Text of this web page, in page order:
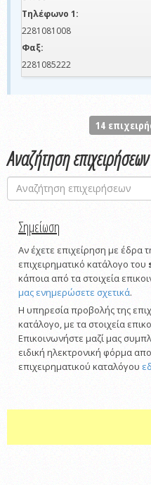
Τηλέφωνο 1:
2281081008
Φαξ:
2281085222
14
Αναζήτηση επιχειρήσεων
Σημείωση
Αν έχετε επιχείρηση με έδρα
επιχειρηματικό κατάλογο του
κάποια από τα στοιχεία
μας ενημερώσετε σχετικά.
Η υπηρεσία προβολής της
κατάλογο, με τα στοιχεία
Επικοινωνήστε μαζί μας
ειδική ηλεκτρονική φόρμα
επιχειρηματικού καταλόγου